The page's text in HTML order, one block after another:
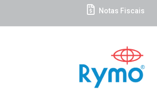
Notas Fiscais